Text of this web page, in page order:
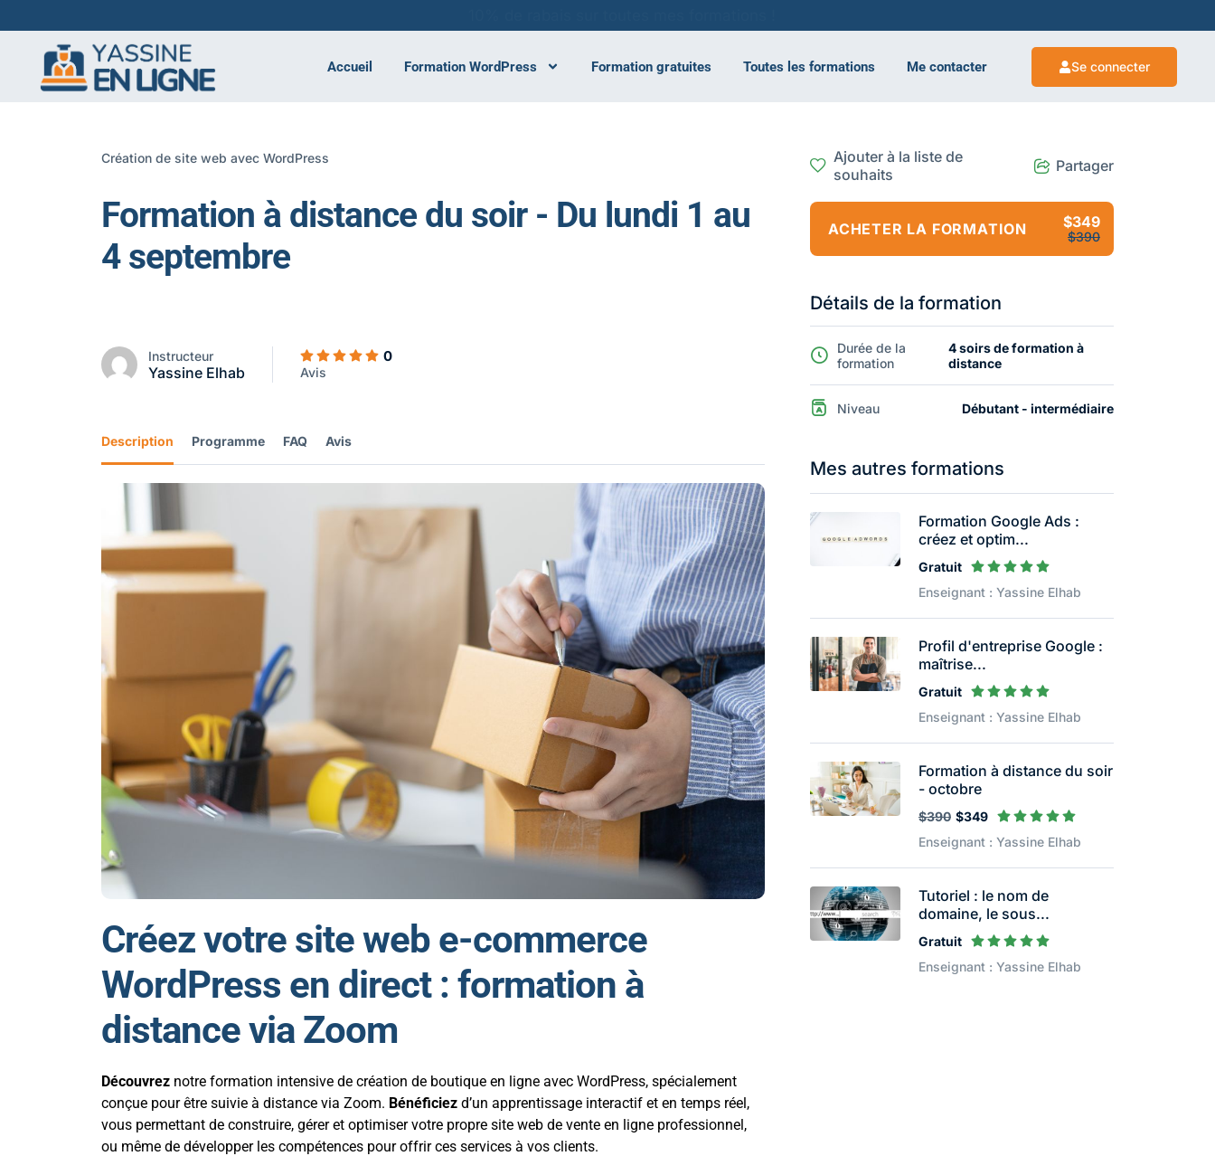
Accueil Formation WordPress Formation gratuites Toutes les formations Me contacter Se connecter
Création de site web avec WordPress
Formation à distance du soir - Du lundi 1 au
4 septembre
Instructeur
Yassine Elhab
0
Avis
Description Programme FAQ Avis
Créez votre site web e-commerce
WordPress en direct : formation à
distance via Zoom
Découvrez notre formation intensive de création de boutique en ligne avec WordPress, spécialement
conçue pour être suivie à distance via Zoom. Bénéficiez d’un apprentissage interactif et en temps réel,
vous permettant de construire, gérer et optimiser votre propre site web de vente en ligne professionnel,
ou même de développer les compétences pour offrir ces services à vos clients.
Ajouter à la liste de
souhaits
Partager
ACHETER LA FORMATION $349
$390
Détails de la formation
Durée de la
formation
4 soirs de formation à
distance
Niveau Débutant - intermédiaire
Mes autres formations
Formation Google Ads :
créez et optim...
Gratuit
Enseignant : Yassine Elhab
Profil d'entreprise Google :
maîtrise...
Gratuit
Enseignant : Yassine Elhab
Formation à distance du soir
- octobre
$390 $349
Enseignant : Yassine Elhab
Tutoriel : le nom de
domaine, le sous...
Gratuit
Enseignant : Yassine Elhab